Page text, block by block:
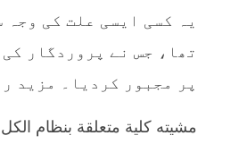
یہ کسی ایسی علت کی وجہ
تھا، جس نے پروردگار
پر مجبور کردیا۔ مزید
مشيته كلية متعلقة بنظام